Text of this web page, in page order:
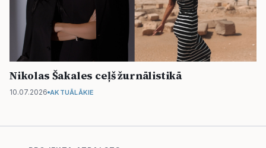
Nikolas Šakales ceļš žurnālistikā
10.07.2026 AKTUĀLĀKIE